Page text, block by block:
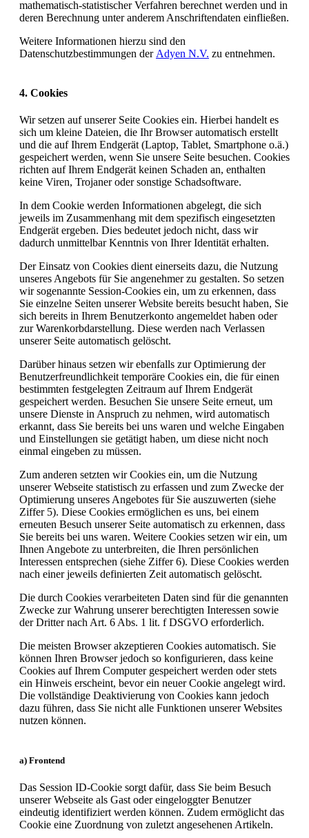
mathematisch-statistischer Verfahren berechnet werden und in
deren Berechnung unter anderem Anschriftendaten einfließen.
Weitere Informationen hierzu sind den
Datenschutzbestimmungen der Adyen N.V. zu entnehmen.
4. Cookies
Wir setzen auf unserer Seite Cookies ein. Hierbei handelt es
sich um kleine Dateien, die Ihr Browser automatisch erstellt
und die auf Ihrem Endgerät (Laptop, Tablet, Smartphone o.ä.)
gespeichert werden, wenn Sie unsere Seite besuchen. Cookies
richten auf Ihrem Endgerät keinen Schaden an, enthalten
keine Viren, Trojaner oder sonstige Schadsoftware.
In dem Cookie werden Informationen abgelegt, die sich
jeweils im Zusammenhang mit dem spezifisch eingesetzten
Endgerät ergeben. Dies bedeutet jedoch nicht, dass wir
dadurch unmittelbar Kenntnis von Ihrer Identität erhalten.
Der Einsatz von Cookies dient einerseits dazu, die Nutzung
unseres Angebots für Sie angenehmer zu gestalten. So setzen
wir sogenannte Session-Cookies ein, um zu erkennen, dass
Sie einzelne Seiten unserer Website bereits besucht haben, Sie
sich bereits in Ihrem Benutzerkonto angemeldet haben oder
zur Warenkorbdarstellung. Diese werden nach Verlassen
unserer Seite automatisch gelöscht.
Darüber hinaus setzen wir ebenfalls zur Optimierung der
Benutzerfreundlichkeit temporäre Cookies ein, die für einen
bestimmten festgelegten Zeitraum auf Ihrem Endgerät
gespeichert werden. Besuchen Sie unsere Seite erneut, um
unsere Dienste in Anspruch zu nehmen, wird automatisch
erkannt, dass Sie bereits bei uns waren und welche Eingaben
und Einstellungen sie getätigt haben, um diese nicht noch
einmal eingeben zu müssen.
Zum anderen setzten wir Cookies ein, um die Nutzung
unserer Webseite statistisch zu erfassen und zum Zwecke der
Optimierung unseres Angebotes für Sie auszuwerten (siehe
Ziffer 5). Diese Cookies ermöglichen es uns, bei einem
erneuten Besuch unserer Seite automatisch zu erkennen, dass
Sie bereits bei uns waren. Weitere Cookies setzen wir ein, um
Ihnen Angebote zu unterbreiten, die Ihren persönlichen
Interessen entsprechen (siehe Ziffer 6). Diese Cookies werden
nach einer jeweils definierten Zeit automatisch gelöscht.
Die durch Cookies verarbeiteten Daten sind für die genannten
Zwecke zur Wahrung unserer berechtigten Interessen sowie
der Dritter nach Art. 6 Abs. 1 lit. f DSGVO erforderlich.
Die meisten Browser akzeptieren Cookies automatisch. Sie
können Ihren Browser jedoch so konfigurieren, dass keine
Cookies auf Ihrem Computer gespeichert werden oder stets
ein Hinweis erscheint, bevor ein neuer Cookie angelegt wird.
Die vollständige Deaktivierung von Cookies kann jedoch
dazu führen, dass Sie nicht alle Funktionen unserer Websites
nutzen können.
a) Frontend
Das Session ID-Cookie sorgt dafür, dass Sie beim Besuch
unserer Webseite als Gast oder eingeloggter Benutzer
eindeutig identifiziert werden können. Zudem ermöglicht das
Cookie eine Zuordnung von zuletzt angesehenen Artikeln.